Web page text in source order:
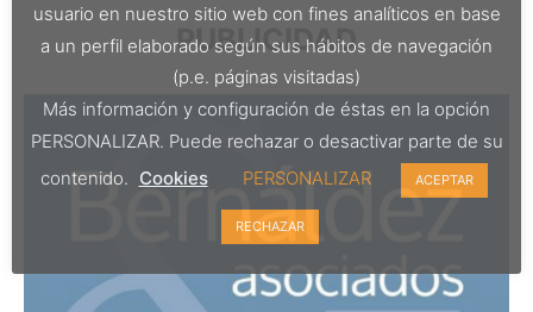
PUBLICIDAD
usuario en nuestro sitio web con fines analíticos en base
a un perfil elaborado según sus hábitos de navegación
(p.e. páginas visitadas)
Más información y configuración de éstas en la opción
PERSONALIZAR. Puede rechazar o desactivar parte de su
contenido. Cookies PERSONALIZAR ACEPTAR
RECHAZAR